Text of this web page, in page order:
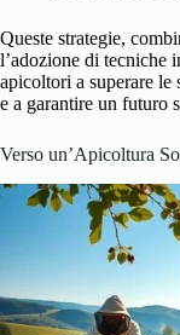
Queste strategie,
l’adozione di tecniche
apicoltori a superare le
e a garantire un futuro
Verso un’Apicoltura